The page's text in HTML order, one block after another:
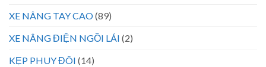
XE NÂNG TAY CAO(89)
XE NÂNG ĐIỆN NGỒI LÁI (2)
KẸP PHUY ĐÔI (14)